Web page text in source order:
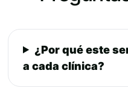
¿Por qué este
a cada clínica?